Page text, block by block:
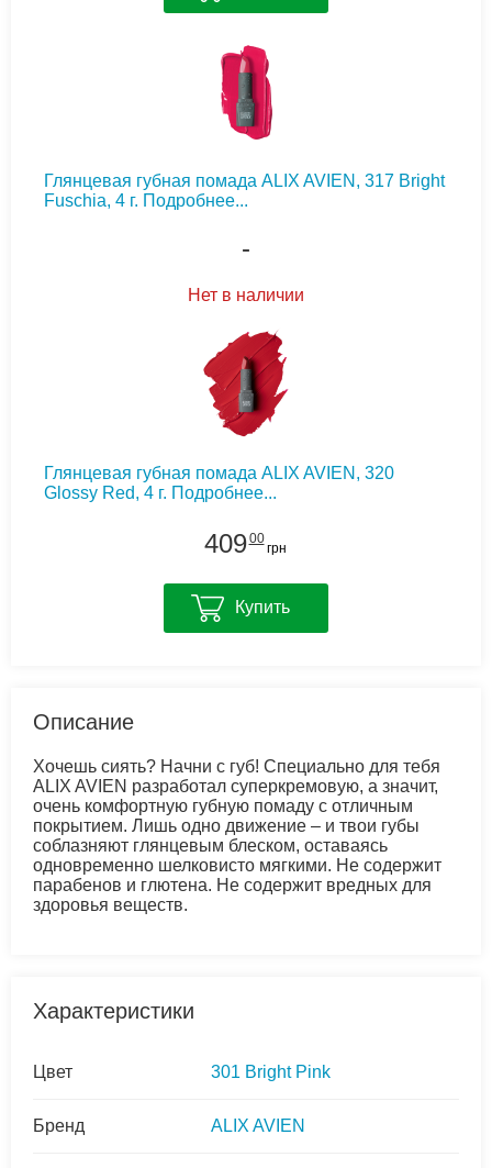
Глянцевая губная помада ALIX AVIEN, 317 Bright
Fuschia, 4 г. Подробнее...
-
Нет в наличии
Глянцевая губная помада ALIX AVIEN, 320
Glossy Red, 4 г. Подробнее...
40900
грн
Купить
Описание
Хочешь сиять? Начни с губ! Специально для тебя
ALIX AVIEN разработал суперкремовую, а значит,
очень комфортную губную помаду с отличным
покрытием. Лишь одно движение – и твои губы
соблазняют глянцевым блеском, оставаясь
одновременно шелковисто мягкими. Не содержит
парабенов и глютена. Не содержит вредных для
здоровья веществ.
Характеристики
Цвет 301 Bright Pink
Бренд ALIX AVIEN